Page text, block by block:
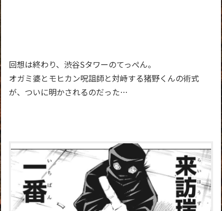
回想は終わり、渋谷Sタワーのてっぺん。
オガミ婆とモヒカン呪詛師と対峙する猪野くんの術式
が、ついに明かされるのだった…